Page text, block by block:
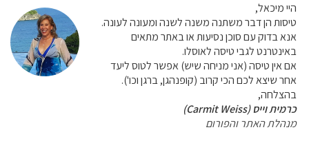
היי מיכאל,
טיסות הן דבר משתנה משנה לשנה ומעונה לעונה.
אנא בדוק עם סוכן נסיעות או באתר מתאים
באינטרנט לגבי טיסה לאוסלו.
אם אין טיסה (אני מניחה שיש) אפשר לטוס ליעד
אחר שיצא לכם הכי קרוב (קופנהגן, ברגן וכו').
בהצלחה,
כרמית וייס (Carmit Weiss)
מנהלת האתר והפורום